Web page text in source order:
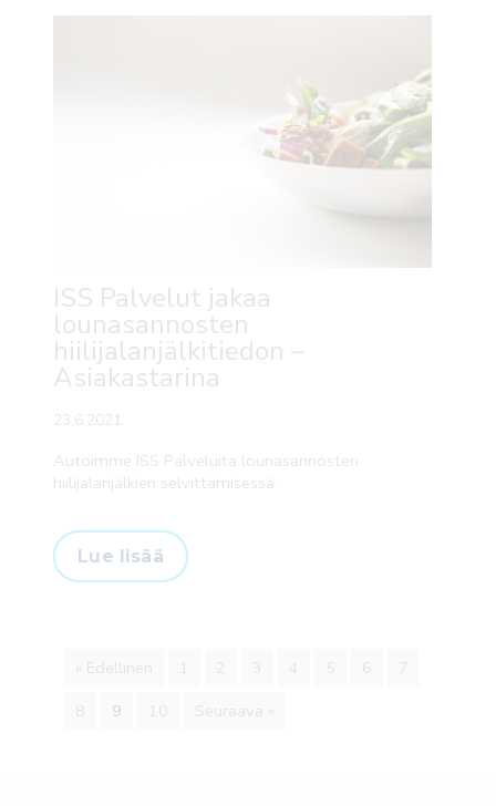
ISS Palvelut jakaa
lounasannosten
hiilijalanjälkitiedon –
Asiakastarina
23.6.2021
Autoimme ISS Palveluita lounasannosten
hiilijalanjälkien selvittämisessä.
Lue lisää
9